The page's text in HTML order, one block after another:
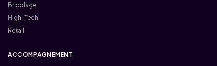
Bricolage
High-Tech
Retail
ACCOMPAGNEMENT